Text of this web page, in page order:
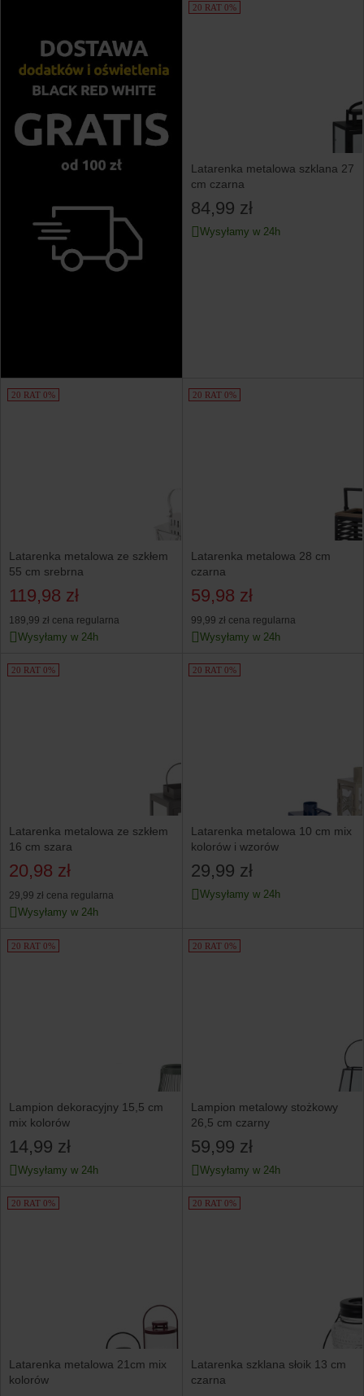
20 RAT 0%
Latarenka metalowa szklana 27
cm czarna
84,99 zł
Wysyłamy w 24h
20 RAT 0%
Latarenka metalowa ze szkłem
55 cm srebrna
119,98 zł
189,99 zł cena regularna
Wysyłamy w 24h
20 RAT 0%
Latarenka metalowa 28 cm
czarna
59,98 zł
99,99 zł cena regularna
Wysyłamy w 24h
20 RAT 0%
Latarenka metalowa ze szkłem
16 cm szara
20,98 zł
29,99 zł cena regularna
Wysyłamy w 24h
20 RAT 0%
Latarenka metalowa 10 cm mix
kolorów i wzorów
29,99 zł
Wysyłamy w 24h
20 RAT 0%
Lampion dekoracyjny 15,5 cm
mix kolorów
14,99 zł
Wysyłamy w 24h
20 RAT 0%
Lampion metalowy stożkowy
26,5 cm czarny
59,99 zł
Wysyłamy w 24h
20 RAT 0%
Latarenka metalowa 21cm mix
kolorów
20 RAT 0%
Latarenka szklana słoik 13 cm
czarna